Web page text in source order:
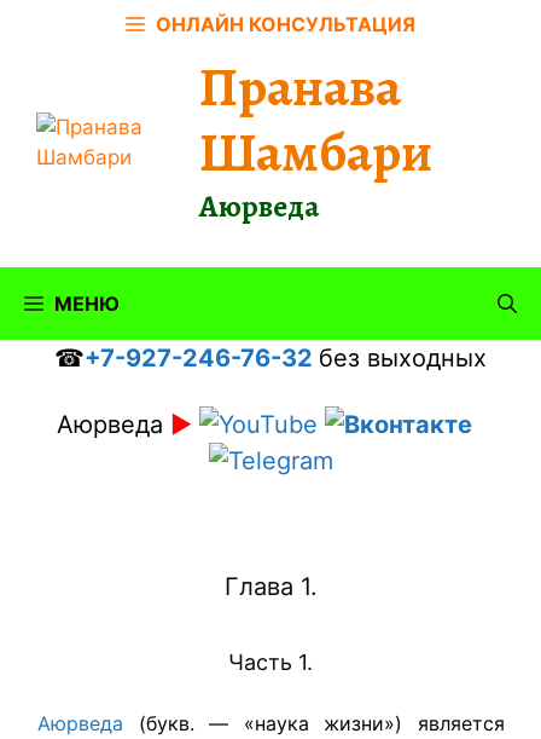
ОНЛАЙН КОНСУЛЬТАЦИЯ
Пранава
Шамбари
Аюрведа
МЕНЮ
☎+7-927-246-76-32 без выходных
Аюрведа ►
Глава 1.
Часть 1.
Аюрведа (букв. — «наука жизни») является